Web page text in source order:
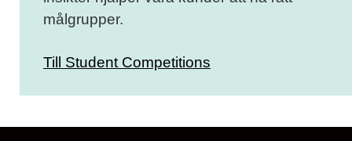
målgrupper.
Till Student Competitions